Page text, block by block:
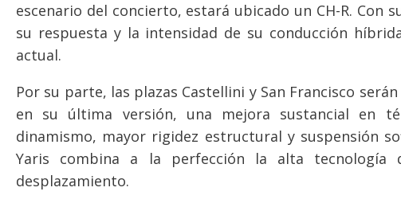
escenario del concierto, estará ubicado un CH-R. Con
su respuesta y la intensidad de su conducción
actual.
Por su parte, las plazas Castellini y San Francisco
en su última versión, una mejora sustancial en
dinamismo, mayor rigidez estructural y suspensión
Yaris combina a la perfección la alta tecnología
desplazamiento.